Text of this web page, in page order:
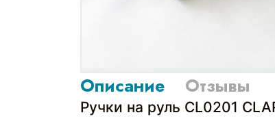
Описание Отзывы
Ручки на руль СL0201